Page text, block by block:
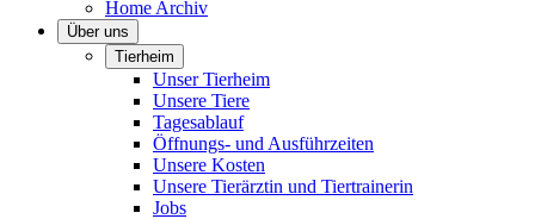
Home Archiv
Über uns
Tierheim
Unser Tierheim
Unsere Tiere
Tagesablauf
Öffnungs- und Ausführzeiten
Unsere Kosten
Unsere Tierärztin und Tiertrainerin
Jobs